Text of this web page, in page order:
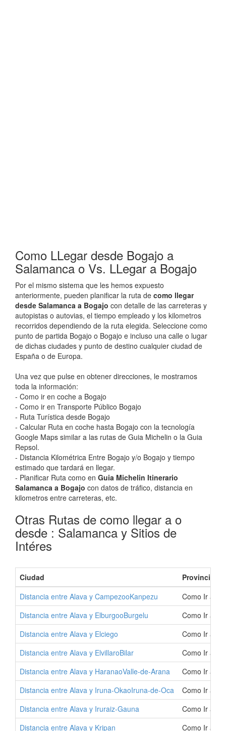
Como LLegar desde Bogajo a
Salamanca o Vs. LLegar a Bogajo
Por el mismo sistema que les hemos expuesto
anteriormente, pueden planificar la ruta de como llegar
desde Salamanca a Bogajo con detalle de las carreteras y
autopistas o autovias, el tiempo empleado y los kilometros
recorridos dependiendo de la ruta elegida. Seleccione como
punto de partida Bogajo o Bogajo e incluso una calle o lugar
de dichas ciudades y punto de destino cualquier ciudad de
España o de Europa.
Una vez que pulse en obtener direcciones, le mostramos
toda la información:
- Como ir en coche a Bogajo
- Como ir en Transporte Público Bogajo
- Ruta Turística desde Bogajo
- Calcular Ruta en coche hasta Bogajo con la tecnología
Google Maps similar a las rutas de Guia Michelin o la Guia
Repsol.
- Distancia Kilométrica Entre Bogajo y/o Bogajo y tiempo
estimado que tardará en llegar.
- Planificar Ruta como en Guia Michelin Itinerario
Salamanca a Bogajo con datos de tráfico, distancia en
kilometros entre carreteras, etc.
Otras Rutas de como llegar a o
desde : Salamanca y Sitios de
Intéres
Ciudad
Provincia
Distancia entre Alava y CampezooKanpezu
Como Ir a
Distancia entre Alava y ElburgooBurgelu
Como Ir a
Distancia entre Alava y Elciego
Como Ir a
Distancia entre Alava y ElvillaroBilar
Como Ir a
Distancia entre Alava y HaranaoValle-de-Arana
Como Ir a
Distancia entre Alava y Iruna-OkaoIruna-de-Oca
Como Ir a
Distancia entre Alava y Iruraiz-Gauna
Como Ir a
Distancia entre Alava y Kripan
Como Ir a